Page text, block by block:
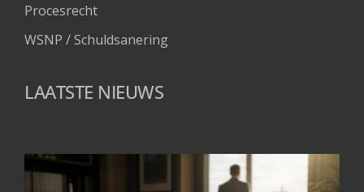
Procesrecht
WSNP / Schuldsanering
LAATSTE NIEUWS